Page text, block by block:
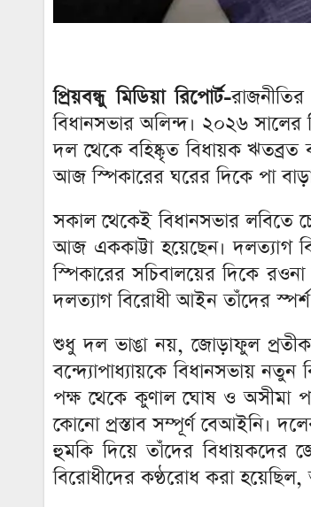
প্রিয়বন্ধু মিডিয়া রিপোর্ট-
বিধানসভার অলিন্দ। ২০২৬
দল থেকে বহিষ্কৃত বিধায়ক
আজ স্পিকারের ঘরের দিকে পা
সকাল থেকেই বিধানসভার লবিতে
আজ এককাট্টা হয়েছেন। দলত্যাগ
স্পিকারের সচিবালয়ের দিকে
দলত্যাগ বিরোধী আইন তাঁদের
শুধু দল ভাঙা নয়, জোড়াফুল
বন্দ্যোপাধ্যায়কে বিধানসভায় নতুন
পক্ষ থেকে কুণাল ঘোষ ও অসীমা
কোনো প্রস্তাব সম্পূর্ণ বেআইনি।
হুমকি দিয়ে তাঁদের বিধায়কদের
বিরোধীদের কণ্ঠরোধ করা